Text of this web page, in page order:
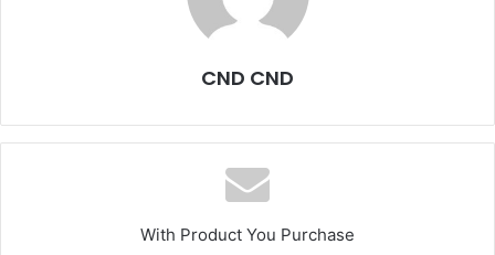
CND CND
With Product You Purchase